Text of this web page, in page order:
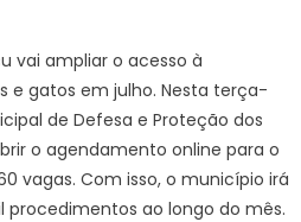
vai ampliar o acesso à
e gatos em julho. Nesta terça-
de Defesa e Proteção dos
o agendamento online para o
vagas. Com isso, o município irá
procedimentos ao longo do mês.